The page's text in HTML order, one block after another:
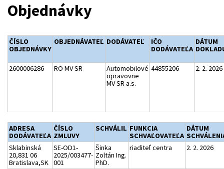
Objednávky
ČÍSLO
OBJEDNÁVKY
OBJEDNÁVATEĽ DODÁVATEĽ
IČO
DODÁVATEĽA
DÁTUM
2600006286 RO MV SR
Automobilové
opravovne
MV SR a.s.
44855206 2. 2. 2026
ADRESA
DODÁVATEĽA
ČÍSLO
ZMLUVY
SCHVÁLIL FUNKCIA
SCHVAĽOVATEĽA
DÁTUM
Sklabinská
20,831 06
Bratislava,SK
SE-OD1-
2025/003477-
001
Šinka
Zoltán Ing.
PhD.
riaditeľ centra 2. 2. 2026